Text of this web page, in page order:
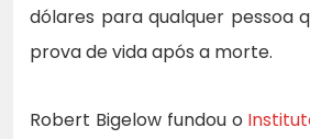
dólares para qualquer pessoa
prova de vida após a morte.
Robert Bigelow fundou o